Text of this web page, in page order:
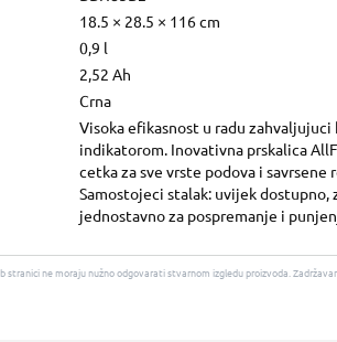
18.5 × 28.5 × 116 cm
0,9 l
2,52 Ah
Crna
Visoka efikasnost u radu zahvaljujuci
indikatorom. Inovativna prskalica
cetka za sve vrste podova i savrsene
Samostojeci stalak: uvijek dostupno,
jednostavno za pospremanje i
stranici ne moraju nužno odgovarati stvarnom izgledu proizvoda.